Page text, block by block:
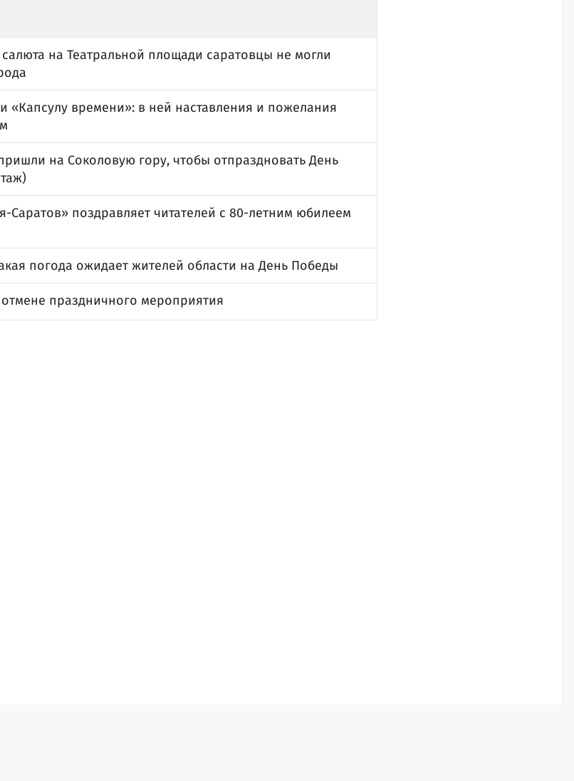
на Театральной площади саратовцы не могли
«Капсулу времени»: в ней наставления и пожелания
на Соколовую гору, чтобы отпраздновать День
Саратов» поздравляет читателей с 80-летним юбилеем
погода ожидает жителей области на День Победы
праздничного мероприятия